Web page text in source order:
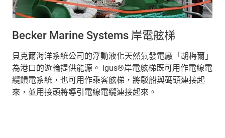
Becker Marine Systems 岸電舷梯
貝克爾海洋系統公司的浮動液化天然氣發電廠「胡梅爾」
為港口的遊輪提供能源。 igus®岸電舷梯既可用作電線電
纜饋電系統，也可用作乘客舷梯，將駁船與碼頭連接起
來，並用接頭將導引電線電纜連接起來。